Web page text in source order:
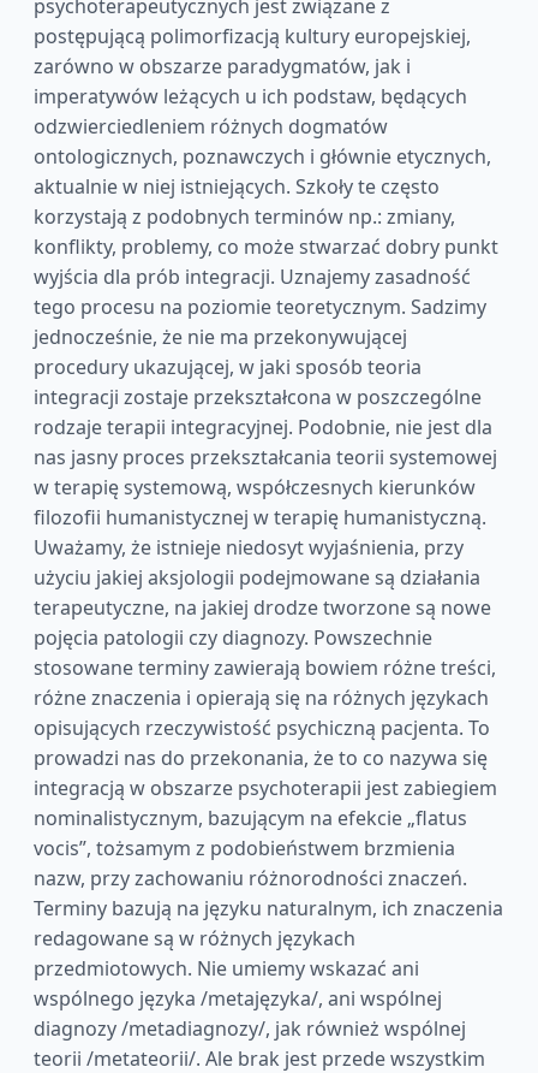
psychoterapeutycznych jest związane z
postępującą polimorfizacją kultury europejskiej,
zarówno w obszarze paradygmatów, jak i
imperatywów leżących u ich podstaw, będących
odzwierciedleniem różnych dogmatów
ontologicznych, poznawczych i głównie etycznych,
aktualnie w niej istniejących. Szkoły te często
korzystają z podobnych terminów np.: zmiany,
konflikty, problemy, co może stwarzać dobry punkt
wyjścia dla prób integracji. Uznajemy zasadność
tego procesu na poziomie teoretycznym. Sadzimy
jednocześnie, że nie ma przekonywującej
procedury ukazującej, w jaki sposób teoria
integracji zostaje przekształcona w poszczególne
rodzaje terapii integracyjnej. Podobnie, nie jest dla
nas jasny proces przekształcania teorii systemowej
w terapię systemową, współczesnych kierunków
filozofii humanistycznej w terapię humanistyczną.
Uważamy, że istnieje niedosyt wyjaśnienia, przy
użyciu jakiej aksjologii podejmowane są działania
terapeutyczne, na jakiej drodze tworzone są nowe
pojęcia patologii czy diagnozy. Powszechnie
stosowane terminy zawierają bowiem różne treści,
różne znaczenia i opierają się na różnych językach
opisujących rzeczywistość psychiczną pacjenta. To
prowadzi nas do przekonania, że to co nazywa się
integracją w obszarze psychoterapii jest zabiegiem
nominalistycznym, bazującym na efekcie „flatus
vocis”, tożsamym z podobieństwem brzmienia
nazw, przy zachowaniu różnorodności znaczeń.
Terminy bazują na języku naturalnym, ich znaczenia
redagowane są w różnych językach
przedmiotowych. Nie umiemy wskazać ani
wspólnego języka /metajęzyka/, ani wspólnej
diagnozy /metadiagnozy/, jak również wspólnej
teorii /metateorii/. Ale brak jest przede wszystkim